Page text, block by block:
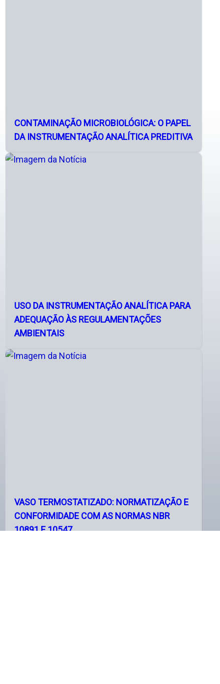
CONTAMINAÇÃO MICROBIOLÓGICA: O PAPEL
DA INSTRUMENTAÇÃO ANALÍTICA PREDITIVA
USO DA INSTRUMENTAÇÃO ANALÍTICA PARA
ADEQUAÇÃO ÀS REGULAMENTAÇÕES
AMBIENTAIS
VASO TERMOSTATIZADO: NORMATIZAÇÃO E
CONFORMIDADE COM AS NORMAS NBR
10891 E 10547